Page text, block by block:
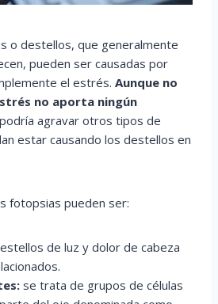
o destellos, que generalmente
pueden ser causadas por
el estrés. Aunque no
no aporta ningún
agravar otros tipos de
estar causando los destellos en
fotopsias pueden ser:
de luz y dolor de cabeza
se trata de grupos de células